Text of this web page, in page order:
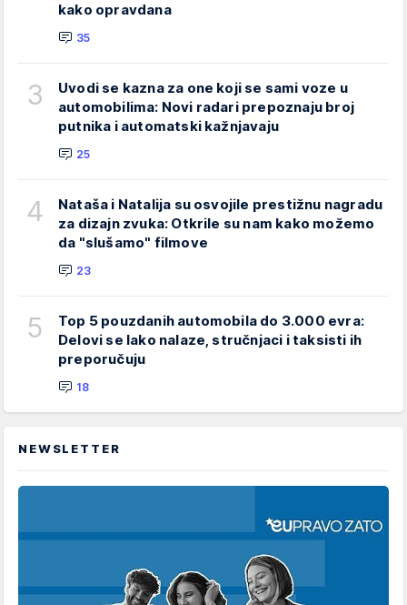
kako opravdana
35
3
Uvodi se kazna za one koji se sami voze u
automobilima: Novi radari prepoznaju broj
putnika i automatski kažnjavaju
25
4
Nataša i Natalija su osvojile prestižnu nagradu
za dizajn zvuka: Otkrile su nam kako možemo
da "slušamo" filmove
23
5
Top 5 pouzdanih automobila do 3.000 evra:
Delovi se lako nalaze, stručnjaci i taksisti ih
preporučuju
18
NEWSLETTER